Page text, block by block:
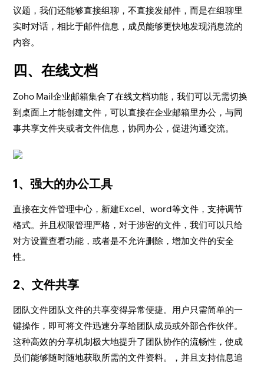
议题，我们还能够直接组聊，不直接发邮件，而是在组聊里
实时对话，相比于邮件信息，成员能够更快地发现消息流的
内容。
四、在线文档
Zoho Mail企业邮箱集合了在线文档功能，我们可以无需切换
到桌面上才能创建文件，可以直接在企业邮箱里办公，与同
事共享文件夹或者文件信息，协同办公，促进沟通交流。
1、强大的办公工具
直接在文件管理中心，新建Excel、word等文件，支持调节
格式。并且权限管理严格，对于涉密的文件，我们可以只给
对方设置查看功能，或者是不允许删除，增加文件的安全
性。
2、文件共享
团队文件团队文件的共享变得异常便捷。用户只需简单的一
键操作，即可将文件迅速分享给团队成员或外部合作伙伴。
这种高效的分享机制极大地提升了团队协作的流畅性，使成
员们能够随时随地获取所需的文件资料。，并且支持信息追